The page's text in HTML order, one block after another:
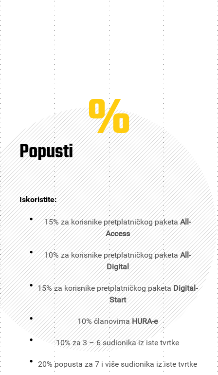
%
Popusti
Iskoristite:
15% za korisnike pretplatničkog paketaAll-
Access
10% za korisnike pretplatničkog paketaAll-
Digital
15% za korisnike pretplatničkog paketaDigital-
Start
10% članovimaHURA-e
10% za 3 – 6 sudionika iz iste tvrtke
20% popusta za 7 i više sudionika iz iste tvrtke